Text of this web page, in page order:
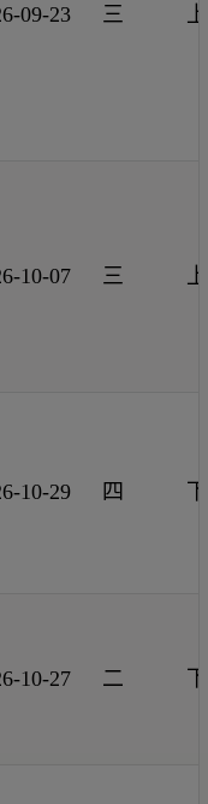
09-23 三
10-07 三
10-29 四
10-27 二